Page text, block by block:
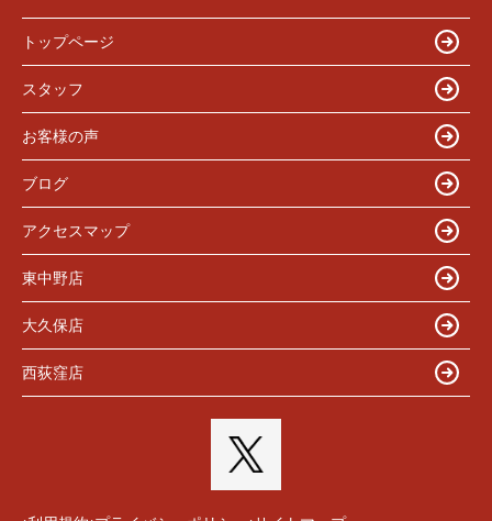
トップページ
スタッフ
お客様の声
ブログ
アクセスマップ
東中野店
大久保店
西荻窪店